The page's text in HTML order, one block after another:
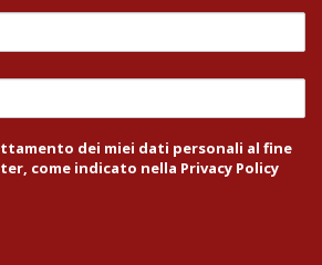
dei miei dati personali al fine
come indicato nella Privacy Policy